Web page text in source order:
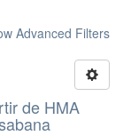
Advanced Filters
de HMA